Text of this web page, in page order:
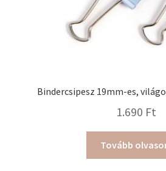
Bindercsipesz 19mm-es,
1.690 Ft
Tovább